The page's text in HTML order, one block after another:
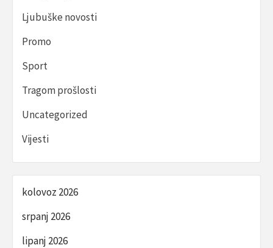
Ljubuške novosti
Promo
Sport
Tragom prošlosti
Uncategorized
Vijesti
kolovoz 2026
srpanj 2026
lipanj 2026